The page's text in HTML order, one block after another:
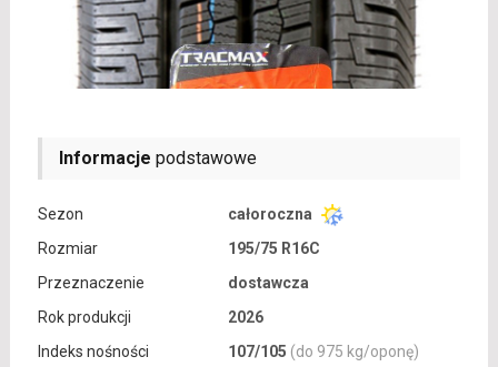
Informacje podstawowe
Sezon
całoroczna
Rozmiar
195/75 R16C
Przeznaczenie
dostawcza
Rok produkcji
2026
Indeks nośności
107/105 (do 975 kg/oponę)